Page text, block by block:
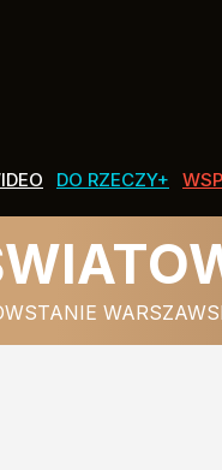
DO RZECZY+